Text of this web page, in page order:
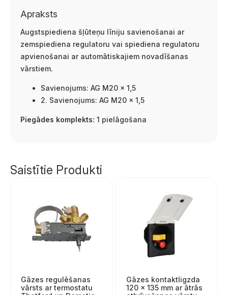
Apraksts
Augstspiediena šļūteņu līniju savienošanai ar
zemspiediena regulatoru vai spiediena regulatoru
apvienošanai ar automātiskajiem novadīšanas
vārstiem.
Savienojums: AG M20 x 1,5
2. Savienojums: AG M20 x 1,5
Piegādes komplekts: 1 pielāgošana
Saistītie Produkti
Gāzes regulēšanas
vārsts ar termostatu
Gāzes kontaktligzda
120 × 135 mm ar ātrās